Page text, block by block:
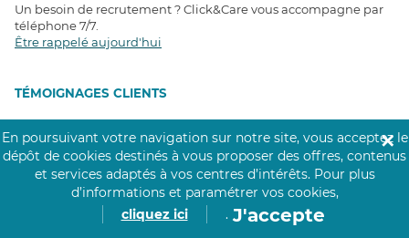
Un besoin de recrutement ? Click&Care vous accompagne par
téléphone 7/7
Être rappelé aujourd'hui
TÉMOIGNAGES CLIENTS
4,6/5
Avis clientsrécoltés sur
Google
En poursuivant votre navigation sur notre site, vous acceptez le
dépôt de cookies destinés à vous proposer des offres, contenus
et services adaptés à vos centres d’intérêts. Pour plus
d’informations et paramétrer vos cookies,
cliquez ici
. J'accepte
✕